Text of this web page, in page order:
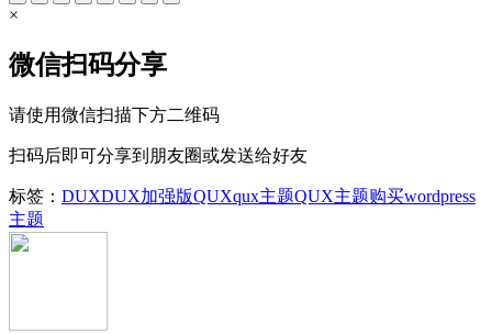
×
微信扫码分享
请使用微信扫描下方二维码
扫码后即可分享到朋友圈或发送给好友
标签： DUXDUX加强版QUXqux主题QUX主题购买wordpress
主题